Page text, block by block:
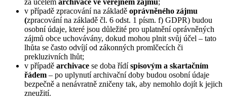
v případě zpracování na základě oprávněného zájmu
(zpracování na základě čl. 6 odst. 1 písm. f) GDPR) budou
osobní údaje, které jsou důležité pro uplatnění oprávněných
zájmů obce uchovávány, dokud mohou plnit svůj účel – tato
lhůta se často odvíjí od zákonných promlčecích či
prekluzivních lhůt;
v případě archivace se doba řídíspisovým a skartačním
řádem – po uplynutí archivační doby budou osobní údaje
bezpečně a nenávratně zničeny tak, aby nemohlo dojít k jejich
zneužití.